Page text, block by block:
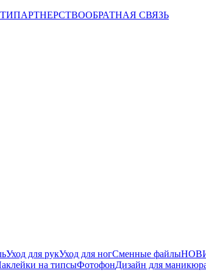
ПАРТНЕРСТВООБРАТНАЯ СВЯЗЬ
Уход для рукУход для ногСменные файлы
на типсыФотофонДизайн для